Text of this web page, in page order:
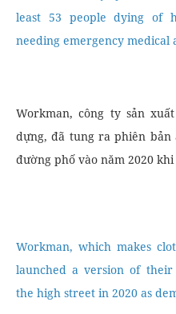
least 53 people dying of
needing emergency medical
Workman, công ty sản
dựng, đã tung ra phiên
đường phố vào năm 2020
Workman, which makes
launched a version of
the high street in 2020 as